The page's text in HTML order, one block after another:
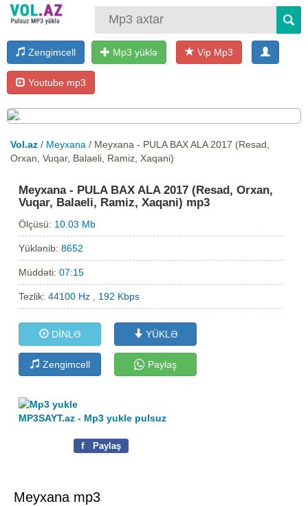
Zengimcell Mp3 yüklə Vip Mp3
Youtube mp3
Vol.az / Meyxana / Meyxana - PULA BAX ALA 2017 (Resad,
Orxan, Vuqar, Balaeli, Ramiz, Xaqani)
Meyxana - PULA BAX ALA 2017 (Resad, Orxan,
Vuqar, Balaeli, Ramiz, Xaqani) mp3
Ölçüsü: 10.03 Mb
Yüklənib:8652
Müddəti:07:15
Tezlik:44100 Hz , 192 Kbps
DİNLƏ YÜKLƏ
Zengimcell Paylaş
MP3SAYT.az - Mp3 yukle pulsuz
f Paylaş
Meyxana mp3